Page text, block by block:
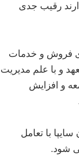
رقیب جدی
فروش و خدمات
و با علم مدیریت
و افزایش
با تعامل
شود.